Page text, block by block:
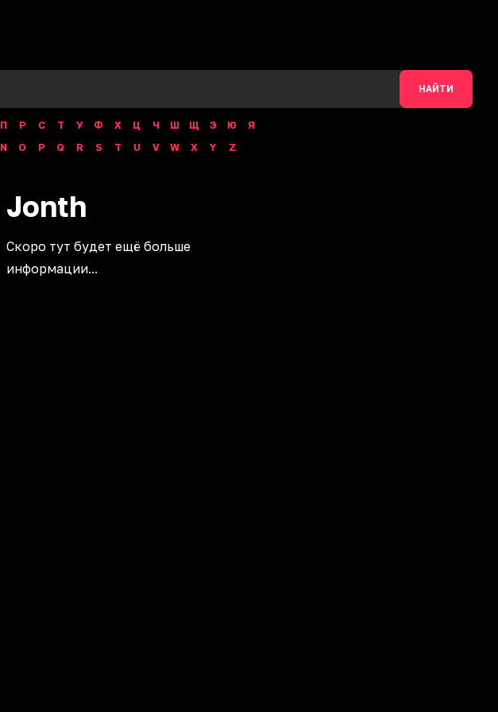
НАЙТИ
П Р С Т У Ф Х Ц Ч Ш Щ Э Ю
Я
N O P Q R S T U V W X Y Z
Jonth
Скоро тут будет ещё больше
информации...